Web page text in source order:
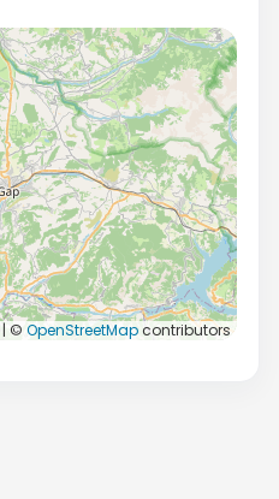
| © OpenStreetMapcontributors